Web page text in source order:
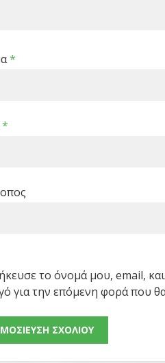
*
*
το όνομά μου, email,
για την επόμενη φορά που